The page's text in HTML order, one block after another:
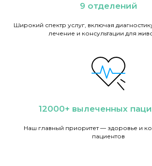
9 отделений
Широкий спектр услуг, включая
лечение и консультации для
12000+ вылеченных
Наш главный приоритет — здоровье и
пациентов